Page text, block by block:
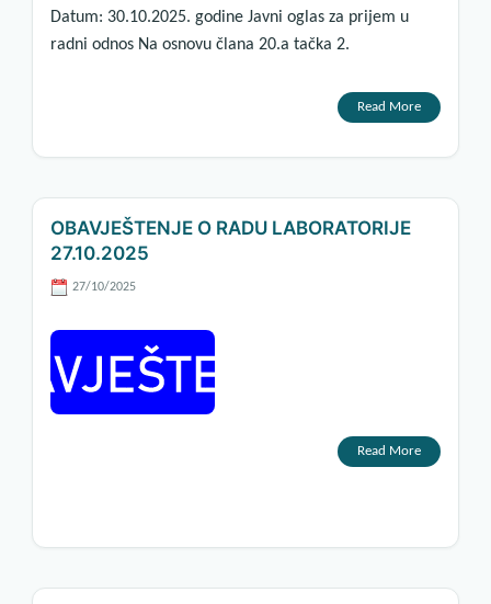
Datum: 30.10.2025. godine Javni oglas za prijem u
radni odnos Na osnovu člana 20.a tačka 2.
Read More
OBAVJEŠTENJE O RADU LABORATORIJE
27.10.2025
27/10/2025
Read More